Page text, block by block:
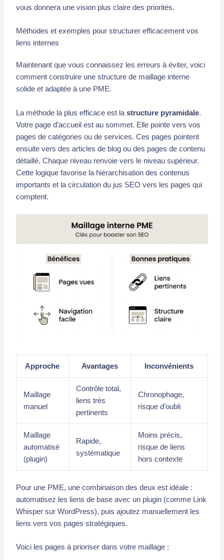
vous donnera une vision plus claire des priorités.
Méthodes et exemples pour structurer efficacement vos
liens internes
Maintenant que vous connaissez les erreurs à éviter, voici
comment construire une structure de maillage interne
solide et adaptée à une PME.
La méthode la plus efficace est la structure pyramidale.
Votre page d’accueil est au sommet. Elle pointe vers vos
pages de catégories ou de services. Ces pages pointent
ensuite vers des articles de blog ou des pages de contenu
détaillé. Chaque niveau renvoie vers le niveau supérieur.
Cette logique favorise la hiérarchisation des contenus
importants et la circulation du jus SEO vers les pages qui
comptent.
Approche Avantages Inconvénients
Maillage
manuel
Contrôle total,
liens très
pertinents
Chronophage,
risque d’oubli
Maillage
automatisé
(plugin)
Rapide,
systématique
Moins précis,
risque de liens
hors contexte
Pour une PME, une combinaison des deux est idéale :
automatisez les liens de base avec un plugin (comme Link
Whisper sur WordPress), puis ajoutez manuellement les
liens vers vos pages stratégiques.
Voici les pages à prioriser dans votre maillage :